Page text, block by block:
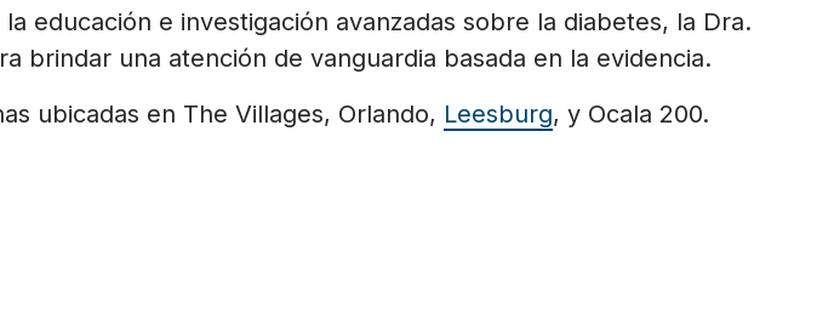
educación e investigación avanzadas sobre la diabetes, la Dra.
brindar una atención de vanguardia basada en la evidencia.
ubicadas en The Villages, Orlando, Leesburg, y Ocala 200.